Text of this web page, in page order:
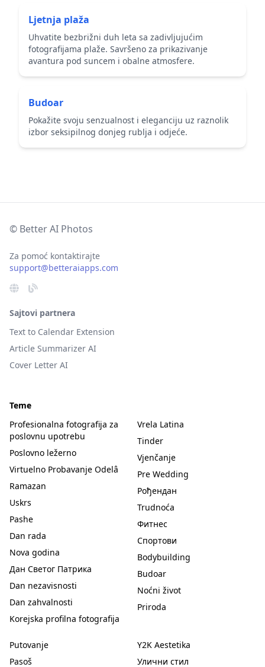
Ljetnja plaža
Uhvatite bezbrižni duh leta sa zadivljujućim
fotografijama plaže. Savršeno za prikazivanje
avantura pod suncem i obalne atmosfere.
Budoar
Pokažite svoju senzualnost i eleganciju uz raznolik
izbor seksipilnog donjeg rublja i odjeće.
© Better AI Photos
Za pomoć kontaktirajte
support@betteraiapps.com
Sajtovi partnera
Text to Calendar Extension
Article Summarizer AI
Cover Letter AI
Teme
Profesionalna fotografija za
poslovnu upotrebu
Poslovno ležerno
Virtuelno Probavanje Odelâ
Ramazan
Uskrs
Pashe
Dan rada
Nova godina
Дан Светог Патрика
Dan nezavisnosti
Dan zahvalnosti
Korejska profilna fotografija
Vrela Latina
Tinder
Vjenčanje
Pre Wedding
Рођендан
Trudnoća
Фитнес
Спортови
Bodybuilding
Budoar
Noćni život
Priroda
Putovanje
Pasoš
Y2K Aestetika
Улични стил